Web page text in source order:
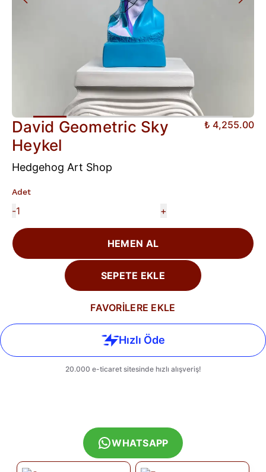
David Geometric Sky
Heykel
₺ 4,255.00
Hedgehog Art Shop
Adet
- +
HEMEN AL
SEPETE EKLE
FAVORİLERE EKLE
WHATSAPP